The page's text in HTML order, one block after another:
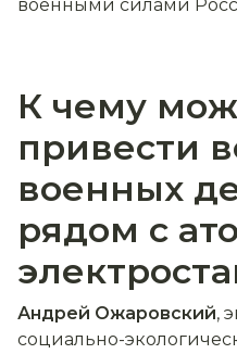
военными силами
К чему
привести
военных
рядом с
Андрей Ожаровский,
социально-